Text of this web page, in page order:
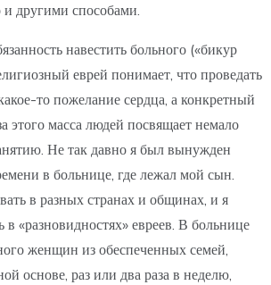
и другими способами.
навестить больного («бикур
еврей понимает, что проведать
то пожелание сердца, а конкретный
этого масса людей посвящает немало
Не так давно я был вынужден
в больнице, где лежал мой сын.
в разных странах и общинах, и я
в «разновидностях» евреев. В больнице
женщин из обеспеченных семей,
основе, раз или два раза в неделю,